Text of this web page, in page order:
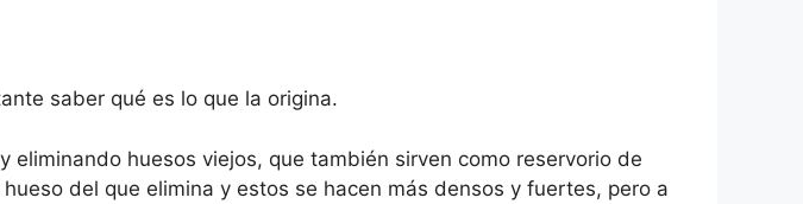
saber qué es lo que la origina.
huesos viejos, que también sirven como reservorio de
del que elimina y estos se hacen más densos y fuertes, pero a